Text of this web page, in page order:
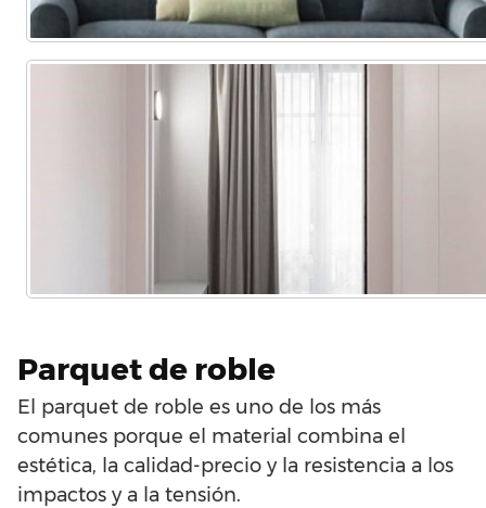
Parquet de roble
El parquet de roble es uno de los más
comunes porque el material combina el
estética, la calidad-precio y la resistencia a los
impactos y a la tensión.